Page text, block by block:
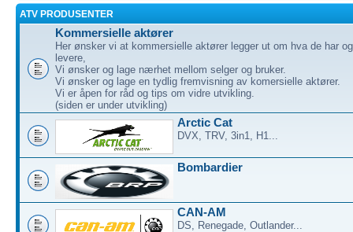
ATV PRODUSENTER
Kommersielle aktører
Her ønsker vi at kommersielle aktører legger ut om hva de har
levere,
Vi ønsker og lage nærhet mellom selger og bruker.
Vi ønsker og lage en tydlig fremvisning av komersielle aktører.
Vi er åpen for råd og tips om vidre utvikling.
(siden er under utvikling)
Arctic Cat
DVX, TRV, 3in1, H1...
Bombardier
CAN-AM
DS, Renegade, Outlander...